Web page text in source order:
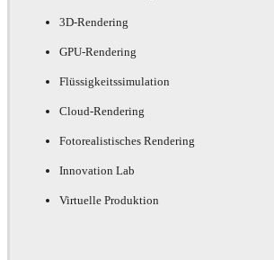
3D-Rendering
GPU-Rendering
Flüssigkeitssimulation
Cloud-Rendering
Fotorealistisches Rendering
Innovation Lab
Virtuelle Produktion